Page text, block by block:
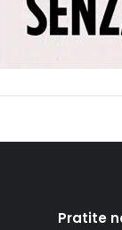
Pratite